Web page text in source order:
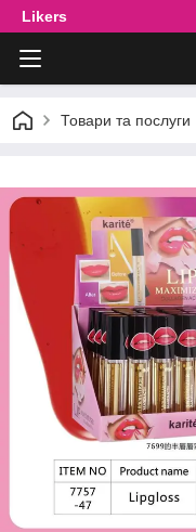
Likers
Товари та послуги